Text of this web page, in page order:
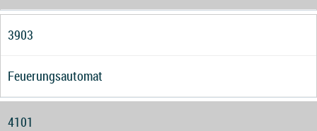
3903
Feuerungsautomat
4101